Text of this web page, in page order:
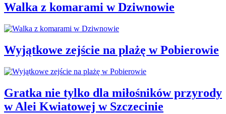
Walka z komarami w Dziwnowie
Wyjątkowe zejście na plażę w Pobierowie
Gratka nie tylko dla miłośników przyrody
w Alei Kwiatowej w Szczecinie